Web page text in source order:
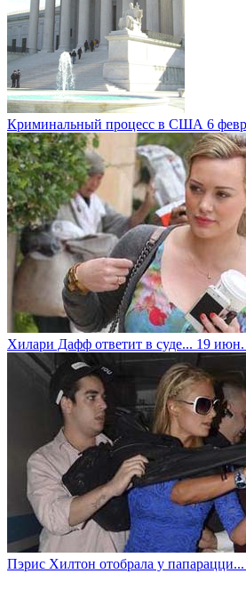
Криминальный процесс в США 6
Хилари Дафф ответит в суде... 19 июн.
Пэрис Хилтон отобрала у папарацци...